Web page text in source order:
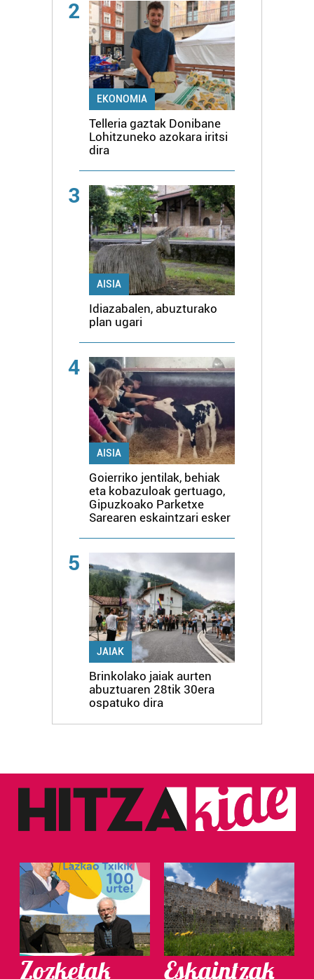
2
EKONOMIA
Telleria gaztak Donibane
Lohitzuneko azokara iritsi
dira
3
AISIA
Idiazabalen, abuzturako
plan ugari
4
AISIA
Goierriko jentilak, behiak
eta kobazuloak gertuago,
Gipuzkoako Parketxe
Sarearen eskaintzari esker
5
JAIAK
Brinkolako jaiak aurten
abuztuaren 28tik 30era
ospatuko dira
Zozketak Eskaintzak